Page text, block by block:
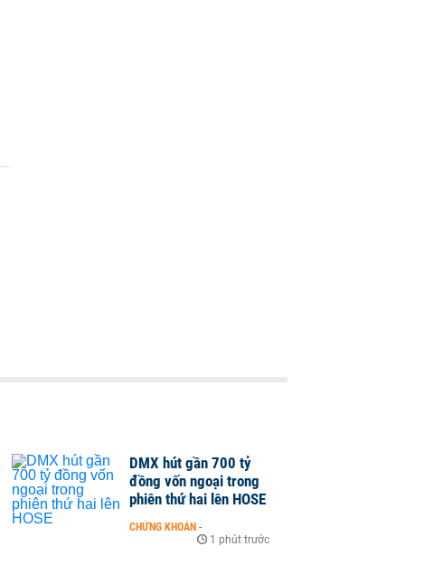
DMX hút gần 700 tỷ
đồng vốn ngoại trong
phiên thứ hai lên HOSE
CHỨNG KHOÁN -
1 phút trước